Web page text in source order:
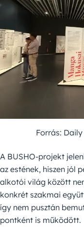
Forrás:
A BUSHO-projekt
az estének, hiszen jól
alkotói világ között
konkrét szakmai
így nem pusztán
pontként is működött.